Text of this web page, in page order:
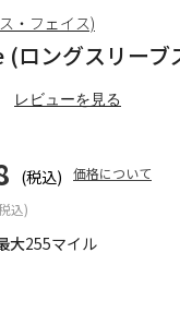
大255マイル
ロングスリーブ
レビューを見る
込)
(税込) 価格について
・フェイス)